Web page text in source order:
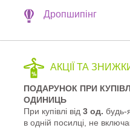
Дропшипінг
АКЦІЇ ТА
ПОДАРУНОК ПРИ
ОДИНИЦЬ
При купівлі від 3 од. будь-
в одній посилці, не